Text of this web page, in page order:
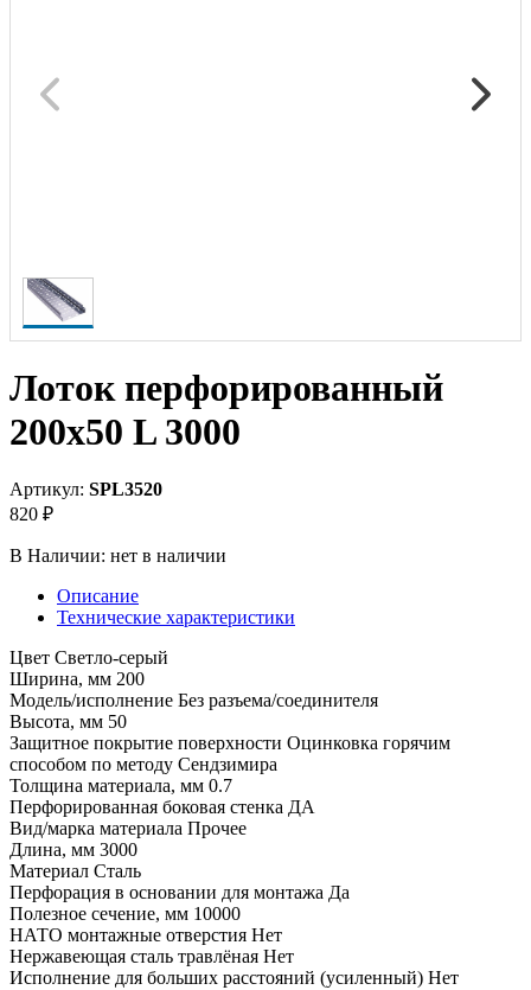
Лоток перфорированный
200х50 L 3000
Артикул: SPL3520
820 ₽
В Наличии: нет в наличии
Описание
Технические характеристики
Цвет Светло-серый
Ширина, мм 200
Модель/исполнение Без разъема/соединителя
Высота, мм 50
Защитное покрытие поверхности Оцинковка горячим
способом по методу Сендзимира
Толщина материала, мм 0.7
Перфорированная боковая стенка ДА
Вид/марка материала Прочее
Длина, мм 3000
Материал Сталь
Перфорация в основании для монтажа Да
Полезное сечение, мм 10000
НАТО монтажные отверстия Нет
Нержавеющая сталь травлёная Нет
Исполнение для больших расстояний (усиленный) Нет